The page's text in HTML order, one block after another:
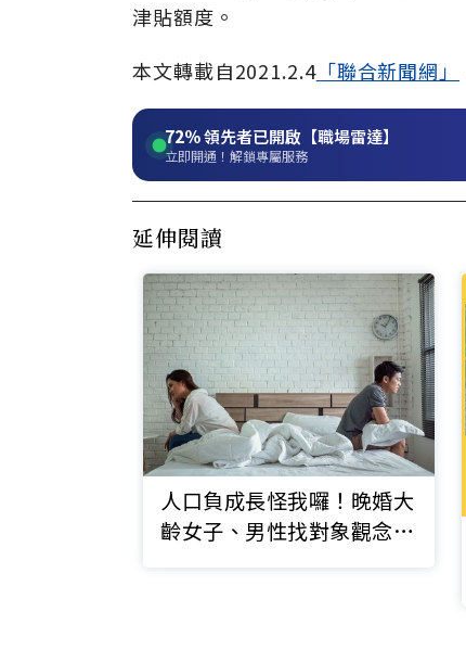
津貼額度。
本文轉載自2021.2.4「聯合新聞網」
72%領先者已開啟【職場雷達】
立即開通！解鎖專屬服務
延伸閱讀
人口負成長怪我囉！晚婚大
齡女子、男性找對象觀念，